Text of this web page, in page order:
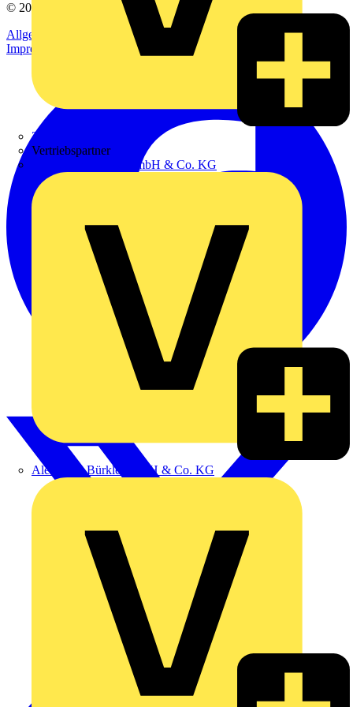
Zumtobel
Vertriebspartner
Adalbert Zajadacz GmbH & Co. KG
Alexander Bürkle GmbH & Co. KG
© 2002-
Voltimum
Allgemeine Geschäftsbedingungen
Datenschutzerklärung
Impressum